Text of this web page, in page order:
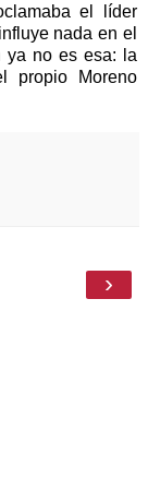
el líder
nada en el
ya no es esa: la
propio Moreno
›